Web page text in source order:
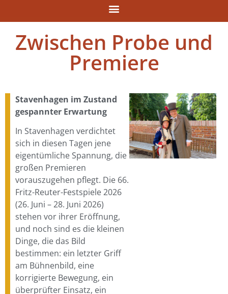
Zwischen Probe und
Premiere
Stavenhagen im Zustand
gespannter Erwartung
In Stavenhagen verdichtet
sich in diesen Tagen jene
eigentümliche Spannung, die
großen Premieren
vorauszugehen pflegt. Die 66.
Fritz-Reuter-Festspiele 2026
(26. Juni – 28. Juni 2026)
stehen vor ihrer Eröffnung,
und noch sind es die kleinen
Dinge, die das Bild
bestimmen: ein letzter Griff
am Bühnenbild, eine
korrigierte Bewegung, ein
überprüfter Einsatz, ein